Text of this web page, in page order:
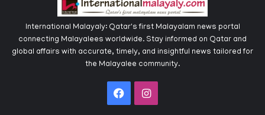
International Malayaly: Qatar's first Malayalam news portal
connecting Malayalees worldwide. Stay informed on Qatar and
global affairs with accurate, timely, and insightful news tailored for
the Malayalee community.
FacebookInstagram